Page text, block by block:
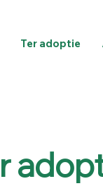
Ter adoptie